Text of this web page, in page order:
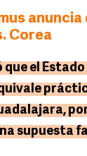
Corea
que el
supuesta